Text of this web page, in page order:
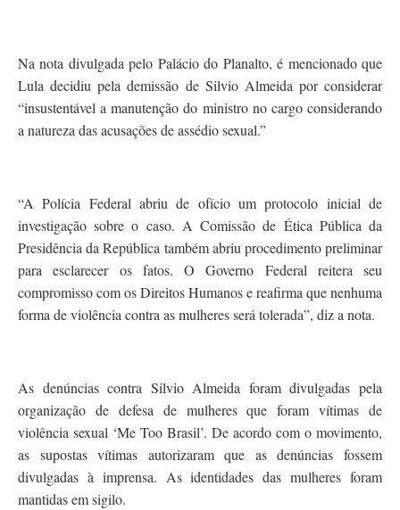
Na nota divulgada pelo Palácio do Planalto, é mencionado que
Lula decidiu pela demissão de Silvio Almeida por considerar
“insustentável a manutenção do ministro no cargo considerando
a natureza das acusações de assédio sexual.”
“A Polícia Federal abriu de ofício um protocolo inicial de
investigação sobre o caso. A Comissão de Ética Pública da
Presidência da República também abriu procedimento preliminar
para esclarecer os fatos. O Governo Federal reitera seu
compromisso com os Direitos Humanos e reafirma que nenhuma
forma de violência contra as mulheres será tolerada”, diz a nota.
As denúncias contra Silvio Almeida foram divulgadas pela
organização de defesa de mulheres que foram vítimas de
violência sexual ‘Me Too Brasil’. De acordo com o movimento,
as supostas vítimas autorizaram que as denúncias fossem
divulgadas à imprensa. As identidades das mulheres foram
mantidas em sigilo.